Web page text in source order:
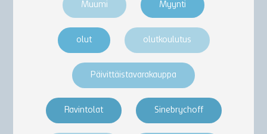
Muumi Myynti
olut olutkoulutus
Päivittäistavarakauppa
Ravintolat Sinebrychoff